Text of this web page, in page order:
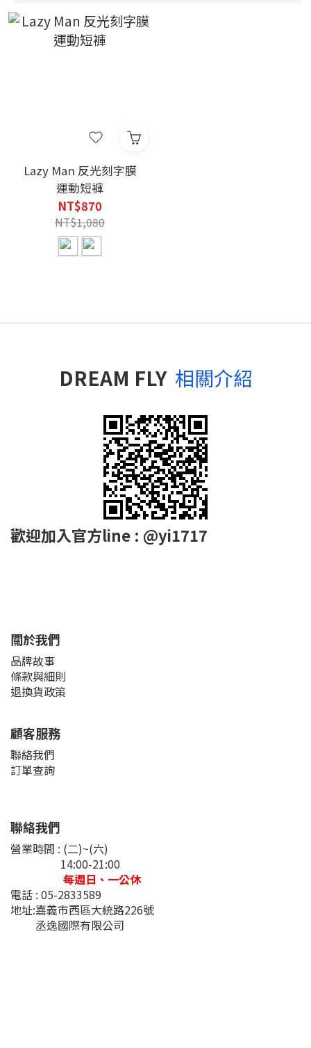
Lazy Man 反光刻字膜
運動短褲
NT$870
NT$1,080
DREAM FLY 相關介紹
歡迎加入官方line : @yi1717
關於我們
品牌故事
條款與細則
退換貨政策
顧客服務
聯絡我們
訂單查詢
聯絡我們
營業時間 : (二)~(六)
14:00-21:00
每週日、一公休
電話 : 05-2833589
地址:嘉義市西區大統路226號
丞逸國際有限公司